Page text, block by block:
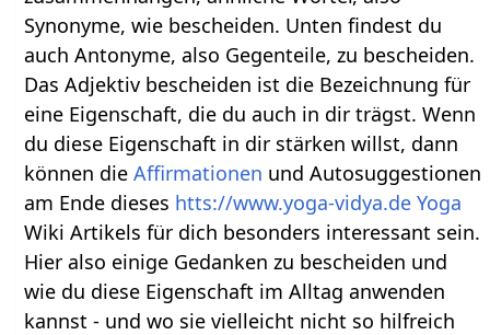
Synonyme, wie bescheiden. Unten findest du
auch Antonyme, also Gegenteile, zu bescheiden.
Das Adjektiv bescheiden ist die Bezeichnung für
eine Eigenschaft, die du auch in dir trägst. Wenn
du diese Eigenschaft in dir stärken willst, dann
können dieAffirmationen und Autosuggestionen
am Ende dieses htts://www.yoga-vidya.de Yoga
Wiki Artikels für dich besonders interessant sein.
Hier also einige Gedanken zu bescheiden und
wie du diese Eigenschaft im Alltag anwenden
kannst - und wo sie vielleicht nicht so hilfreich